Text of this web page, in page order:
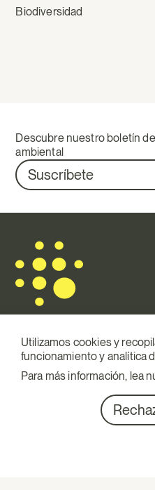
Biodiversidad
Descubre nuestro boletín
ambiental
Suscríbete
Mail.
info@terraqui.com
Telf.
+34 934 146 307
Utilizamos cookies y
funcionamiento y analítica
Para más información, lea